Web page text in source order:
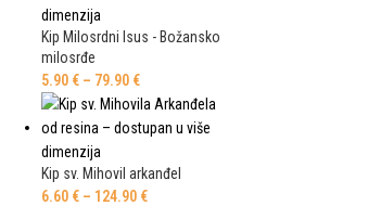
Kip Milosrdni Isus - Božansko
milosrđe
5.90 € – 79.90 €
Kip sv. Mihovil arkanđel
6.60 € – 124.90 €